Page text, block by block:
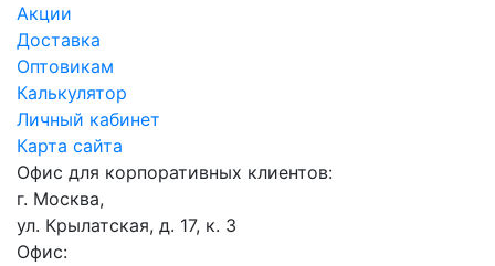
Акции
Доставка
Оптовикам
Калькулятор
Личный кабинет
Карта сайта
Офис для корпоративных клиентов:
г. Москва,
ул. Крылатская, д. 17, к. 3
Офис: